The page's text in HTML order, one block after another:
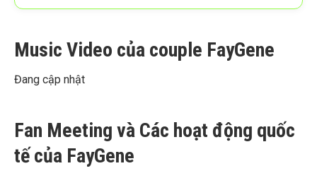
Music Video của couple FayGene
Đang cập nhật
Fan Meeting và Các hoạt động quốc
tế của FayGene